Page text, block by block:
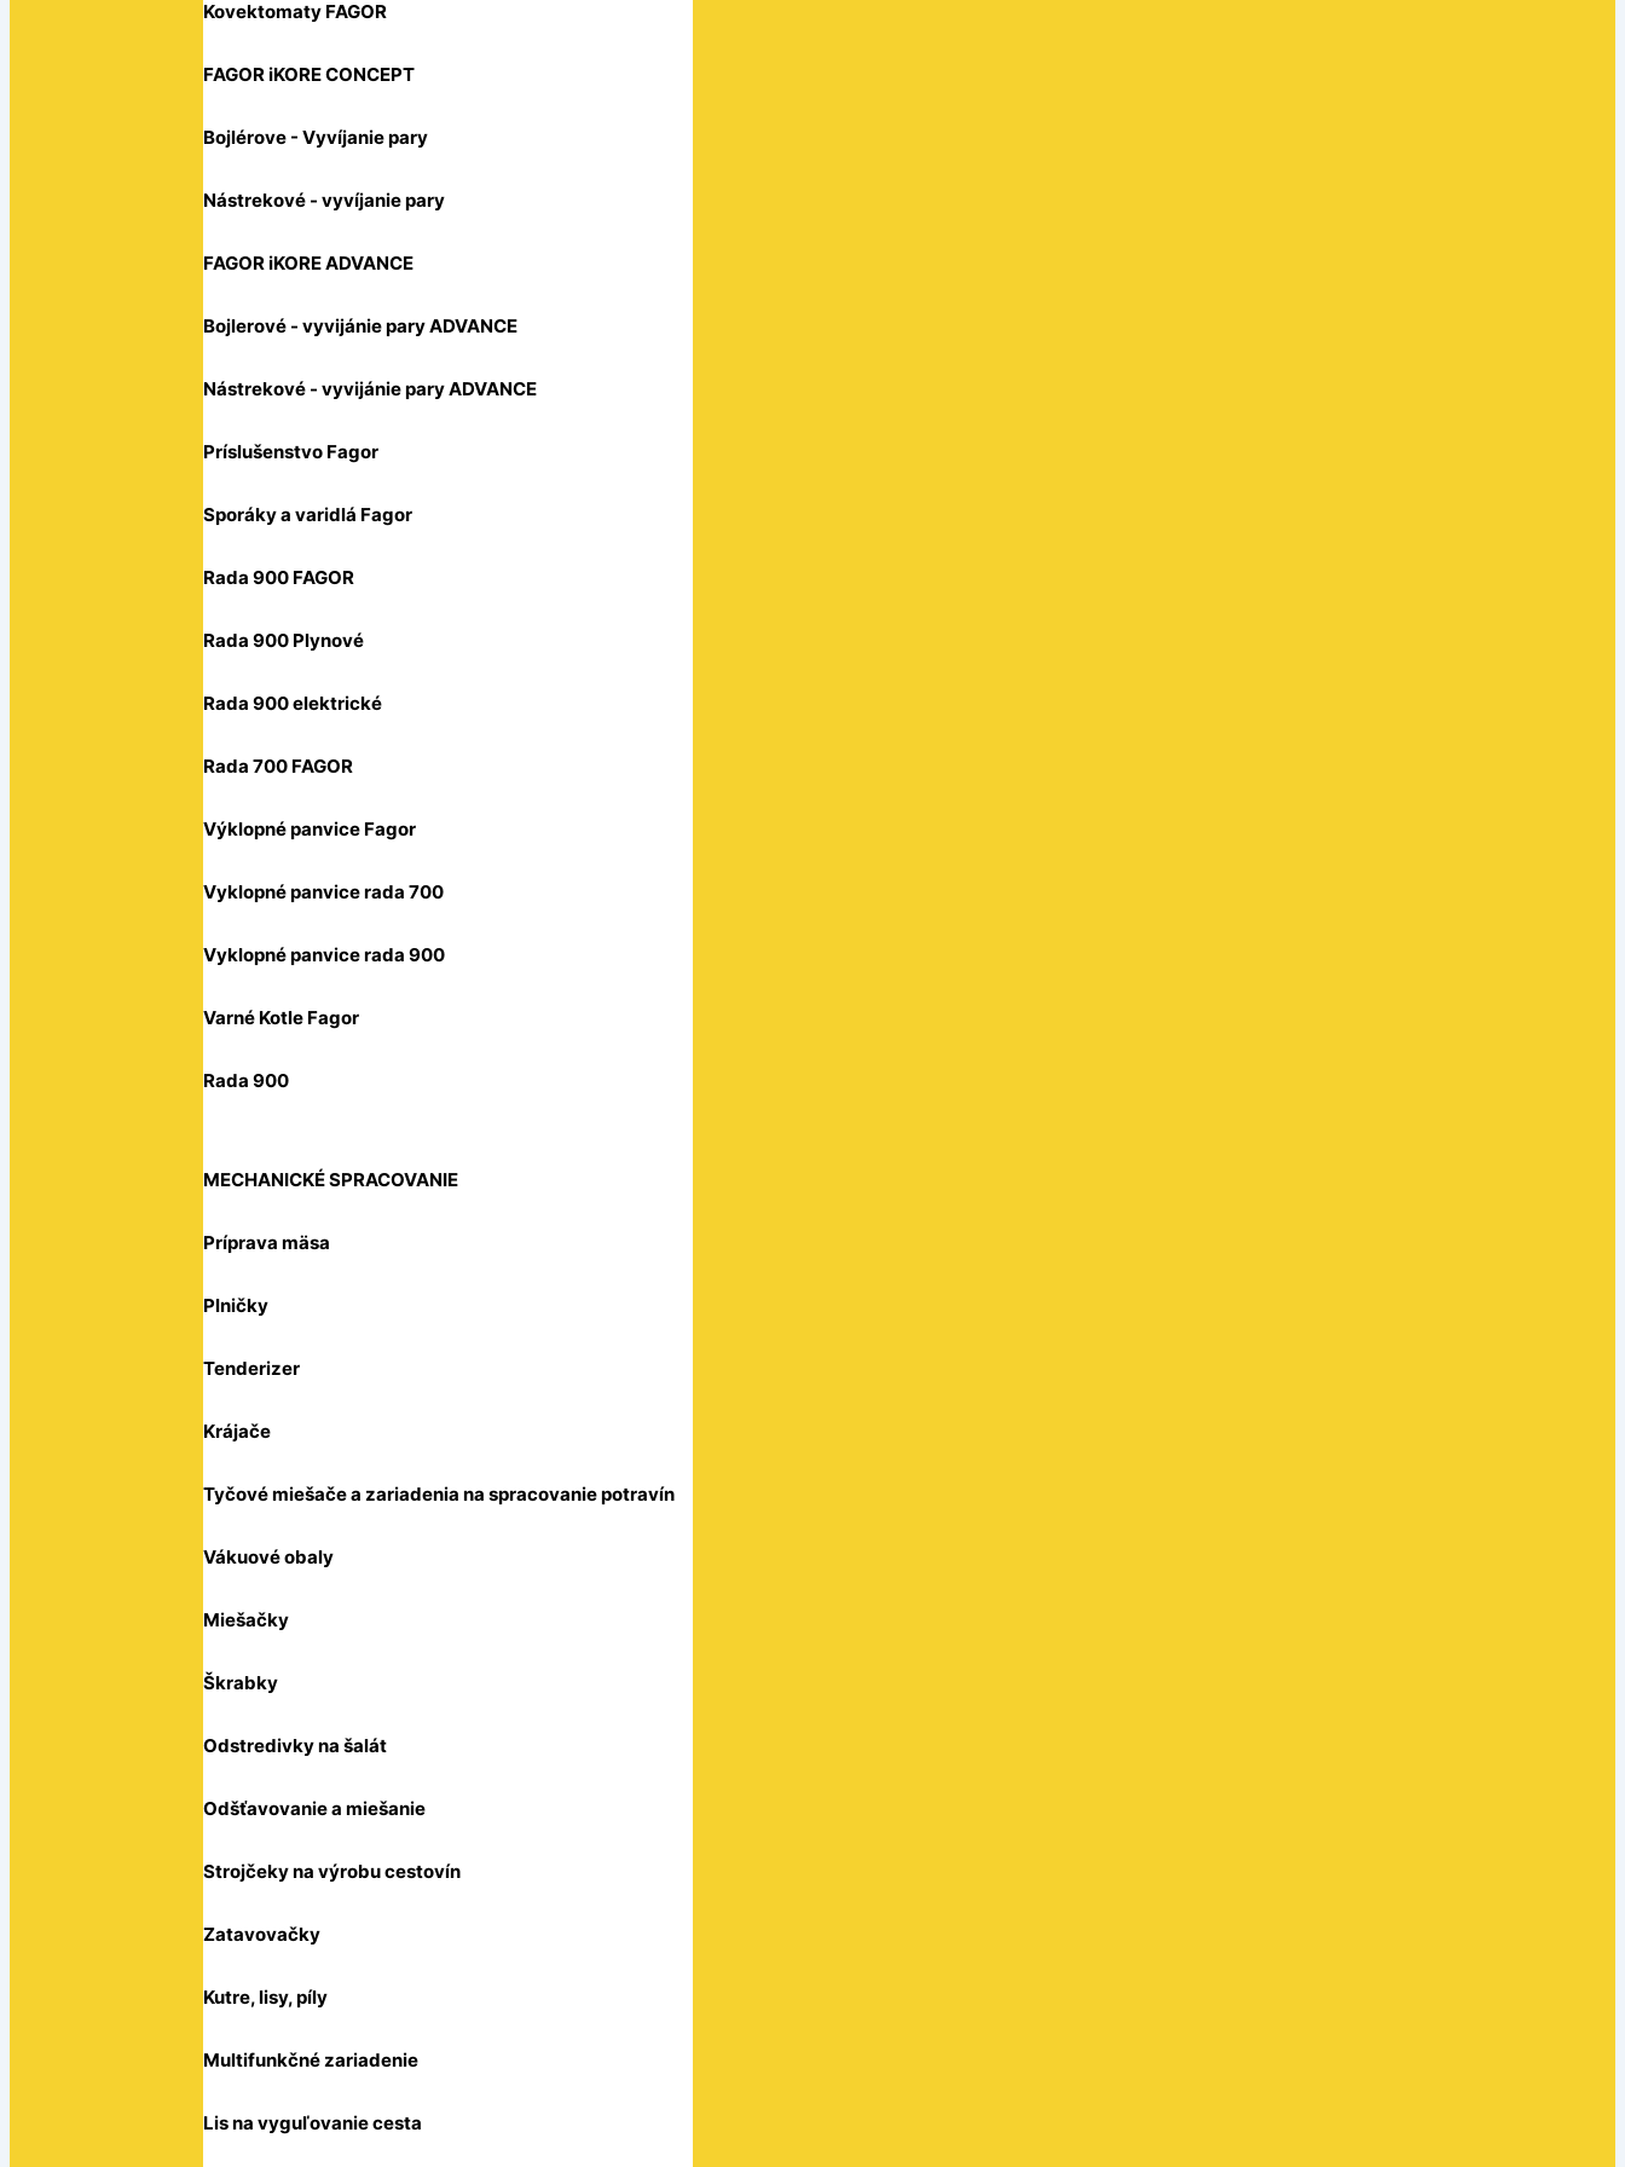
Kovektomaty FAGOR
FAGOR iKORE CONCEPT
Bojlérove - Vyvíjanie pary
Nástrekové - vyvíjanie pary
FAGOR iKORE ADVANCE
Bojlerové - vyvijánie pary ADVANCE
Nástrekové - vyvijánie pary ADVANCE
Príslušenstvo Fagor
Sporáky a varidlá Fagor
Rada 900 FAGOR
Rada 900 Plynové
Rada 900 elektrické
Rada 700 FAGOR
Výklopné panvice Fagor
Vyklopné panvice rada 700
Vyklopné panvice rada 900
Varné Kotle Fagor
Rada 900
MECHANICKÉ SPRACOVANIE
Príprava mäsa
Plničky
Tenderizer
Krájače
Tyčové miešače a zariadenia na spracovanie potravín
Vákuové obaly
Miešačky
Škrabky
Odstredivky na šalát
Odšťavovanie a miešanie
Strojčeky na výrobu cestovín
Zatavovačky
Kutre, lisy, píly
Multifunkčné zariadenie
Lis na vyguľovanie cesta